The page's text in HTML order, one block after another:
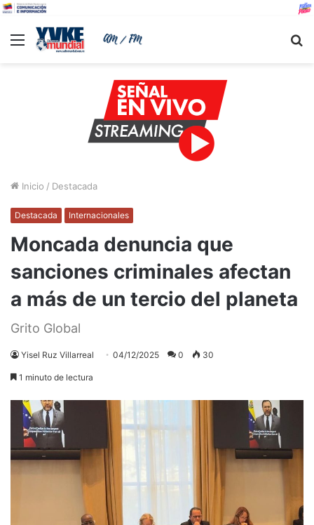
Menu
Inicio / Destacada
Destacada Internacionales
Moncada denuncia que
sanciones criminales afectan
a más de un tercio del planeta
Grito Global
Yisel Ruz Villarreal 04/12/2025 0 30
1 minuto de lectura